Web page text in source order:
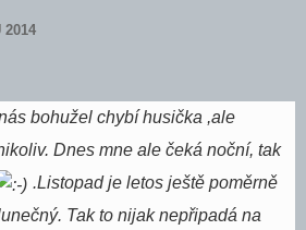
2014
bohužel chybí husička ,ale
Dnes mne ale čeká noční, tak
.Listopad je letos ještě poměrně
Tak to nijak nepřipadá na